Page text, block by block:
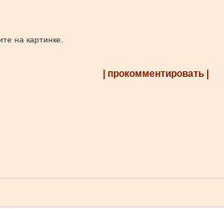
на картинке.
| прокомментировать |